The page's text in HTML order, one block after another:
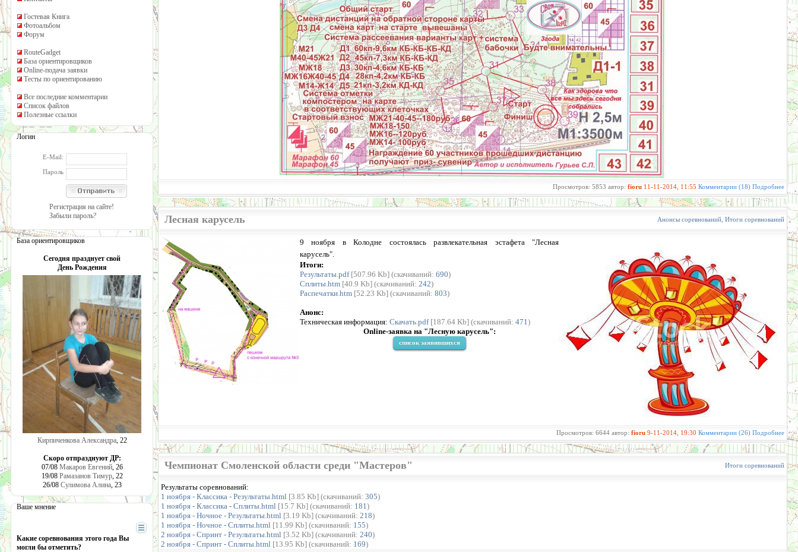
Гостевая Книга
Фотоальбом
Форум
RouteGadget
База ориентировщиков
Online-подача заявки
Тесты по ориентированию
Все последние комментарии
Список файлов
Полезные ссылки
Логин
E-Mail:
Пароль
Регистрация на сайте!
Забыли пароль?
База ориентировщиков
Сегодня празднует свой
День Рождения
Кирпиченкова Александра, 22
Скоро отпразднуют ДР:
07/08 Макаров Евгений, 26
19/08 Рамазанов Тимур, 22
26/08 Сулимова Алина, 23
Ваше мнение
Какие соревнования этого года Вы
могли бы отметить?
Просмотров: 5853 автор: fioru 11-11-2014, 11:55 Комментарии (18) Подробнее
Лесная карусель Анонсы соревнований Итоги соревнований
9 ноября в Колодне состоялась развлекательная эстафета "Лесная
карусель".
Итоги:
Результаты.pdf[507.96 Kb] (cкачиваний: 690)
Сплиты.htm [40.9 Kb] (cкачиваний: 242)
Распечатки.htm [52.23 Kb] (cкачиваний: 803)
Анонс:
Техническая информация: Скачать.pdf[187.64 Kb] (cкачиваний: 471)
Online-заявка на "Лесную карусель":
список заявившихся
Просмотров: 6644 автор: fioru 9-11-2014, 19:30 Комментарии (26) Подробнее
Чемпионат Смоленской области среди "Мастеров" Итоги соревнований
Результаты соревнований:
1 ноября - Классика - Результаты.html [3.85 Kb] (cкачиваний: 305)
1 ноября - Классика - Сплиты.html [15.7 Kb] (cкачиваний: 181)
1 ноября - Ночное - Результаты.html [3.19 Kb] (cкачиваний: 218)
1 ноября - Ночное - Сплиты.html [11.99 Kb] (cкачиваний: 155)
2 ноября - Спринт - Результаты.html [3.52 Kb] (cкачиваний: 240)
2 ноября - Спринт - Сплиты.html [13.95 Kb] (cкачиваний: 169)